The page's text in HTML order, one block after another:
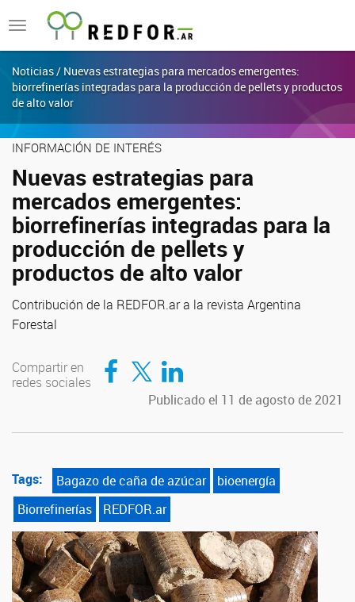
Toggle
navigation
Noticias / Nuevas estrategias para mercados emergentes:
biorrefinerías integradas para la producción de pellets y productos
de alto valor
INFORMACIÓN DE INTERÉS
Nuevas estrategias para
mercados emergentes:
biorrefinerías integradas para la
producción de pellets y
productos de alto valor
Contribución de la REDFOR.ar a la revista Argentina
Forestal
Compartir en
redes sociales
Compartir en Facebook Compartir en Twitter Compartir en LinkedIn
Publicado el 11 de agosto de 2021
Tags: Bagazo de caña de azúcar
bioenergía
Biorrefinerías
REDFOR.ar